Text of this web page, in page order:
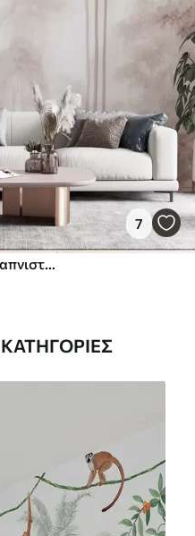
7
Αφηρημένο δασικό τοπίο σε καπνιστούς μπεζ τόνους με αίσθηση βάθους